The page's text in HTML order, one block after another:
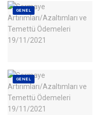
GENEL
GENEL